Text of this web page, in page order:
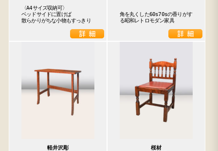
〈A4サイズ収納可〉
ベッドサイドに置けば
散らかりがちな小物もすっきり
角を丸くした60s70sの香りがす
る昭和レトロモダン家具
軽井沢彫
桜材